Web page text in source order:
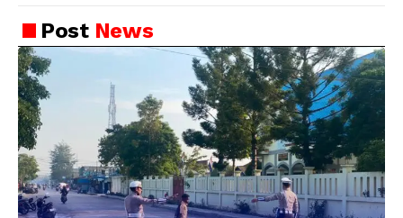
Berintegritas
PostNews